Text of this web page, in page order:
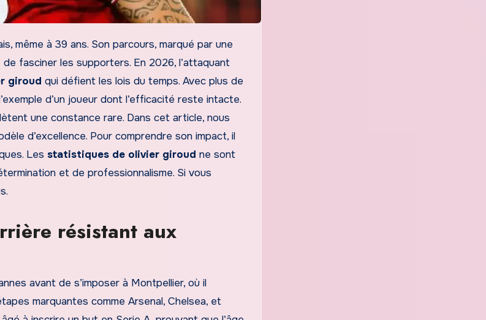
fasciner les supporters. En 2026, l’attaquant
giroud qui défient les lois du temps. Avec plus de
d’un joueur dont l’efficacité reste intacte.
une constance rare. Dans cet article, nous
d’excellence. Pour comprendre son impact, il
Les statistiques de olivier giroud ne sont
et de professionnalisme. Si vous
résistant aux
avant de s’imposer à Montpellier, où il
marquantes comme Arsenal, Chelsea, et